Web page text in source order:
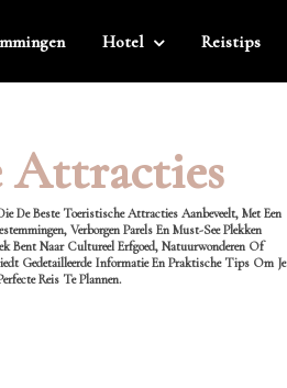
Hotel Reistips
Attracties
De Beste Toeristische Attracties Aanbeveelt, Met Een
Verborgen Parels En Must-See Plekken
Bent Naar Cultureel Erfgoed, Natuurwonderen Of
Gedetailleerde Informatie En Praktische Tips Om Je
Reis Te Plannen.